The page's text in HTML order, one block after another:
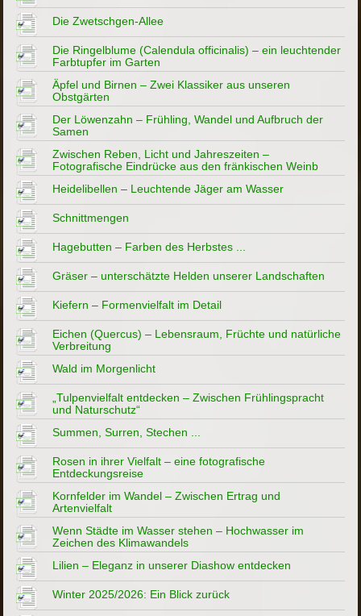
Die Zwetschgen-Allee
Die Ringelblume (Calendula officinalis) – ein leuchtender
Farbtupfer im Garten
Äpfel und Birnen – Zwei Klassiker aus unseren
Obstgärten
Der Löwenzahn – Frühling, Wandel und Aufbruch der
Samen
Zwischen Reben, Licht und Jahreszeiten –
Fotografische Eindrücke aus den fränkischen Weinb
Heidelibellen – Leuchtende Jäger am Wasser
Schnittmengen
Hagebutten – Farben des Herbstes ...
Gräser – unterschätzte Helden unserer Landschaften
Kiefern – Formenvielfalt im Detail
Eichen (Quercus) – Lebensraum, Früchte und natürliche
Verbreitung
Wald im Morgenlicht
„Tulpenvielfalt entdecken – Zwischen Frühlingspracht
und Naturschutz“
Summen, Surren, Stechen ...
Rosen in ihrer Vielfalt – eine fotografische
Entdeckungsreise
Kornfelder im Wandel – Zwischen Ertrag und
Artenvielfalt
Wenn Städte im Wasser stehen – Hochwasser im
Zeichen des Klimawandels
Lilien – Eleganz in unserer Diashow entdecken
Winter 2025/2026: Ein Blick zurück